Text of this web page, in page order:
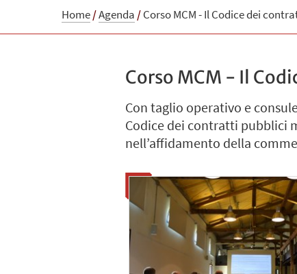
APRI
Home/Agenda /Corso MCM - Il Codice dei
Corso MCM - Il
Con taglio operativo e
Codice dei contratti pubblici
nell’affidamento della